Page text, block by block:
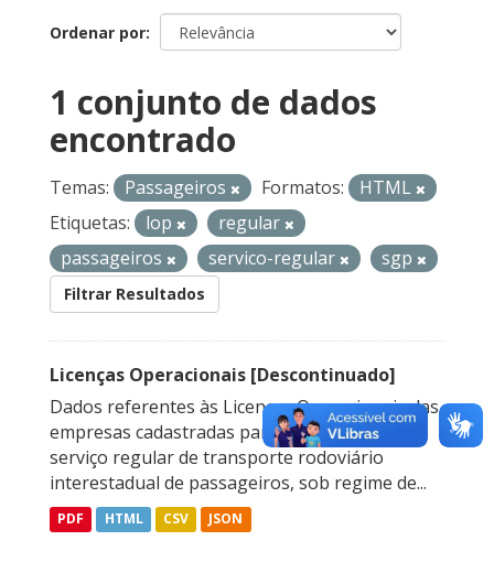
Ordenar por
1 conjunto de dados
encontrado
Temas: Passageiros Formatos:
HTML
Etiquetas:
lop
regular
passageiros
servico-regular sgp
Filtrar Resultados
Licenças Operacionais [Descontinuado]
Dados referentes às Licenças Operacionais das
empresas cadastradas para prestação do
serviço regular de transporte rodoviário
interestadual de passageiros, sob regime de...
PDF HTML CSV JSON